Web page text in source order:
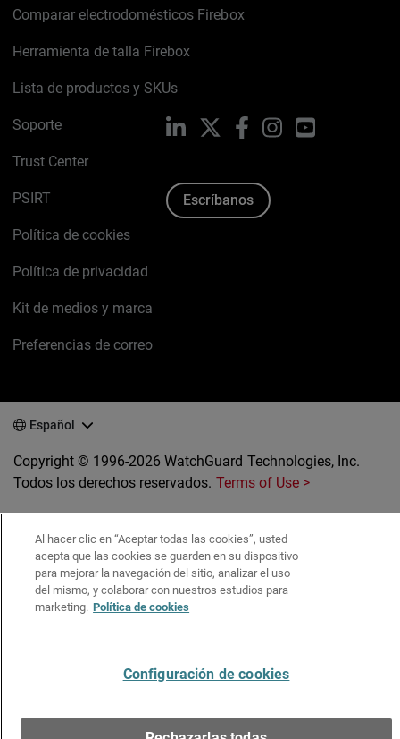
Comparar electrodomésticos Firebox
Herramienta de talla Firebox
Lista de productos y SKUs
Soporte
Trust Center
PSIRT
Política de cookies
Política de privacidad
Kit de medios y marca
Preferencias de correo
LinkedIn FacebookInstagramYouTube
Escríbanos
Español
Copyright © 1996-2026 WatchGuard Technologies, Inc.
Todos los derechos reservados. Terms of Use >
Al hacer clic en “Aceptar todas las cookies”, usted
acepta que las cookies se guarden en su dispositivo
para mejorar la navegación del sitio, analizar el uso
del mismo, y colaborar con nuestros estudios para
marketing. Política de cookies
Configuración de cookies